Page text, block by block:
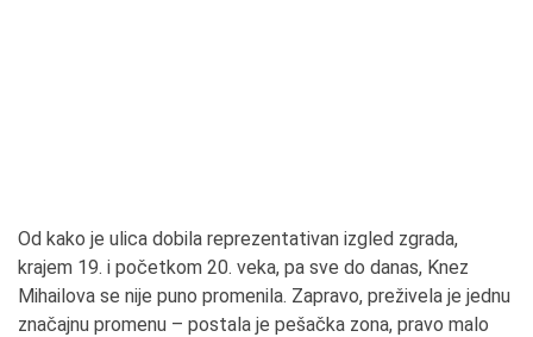
Od kako je ulica dobila reprezentativan izgled zgrada,
krajem 19. i početkom 20. veka, pa sve do danas, Knez
Mihailova se nije puno promenila. Zapravo, preživela je jednu
značajnu promenu – postala je pešačka zona, pravo malo